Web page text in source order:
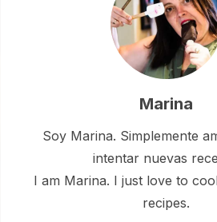
Marina
Soy Marina. Simplemente
intentar nuevas
I am Marina. I just love to
recipes.